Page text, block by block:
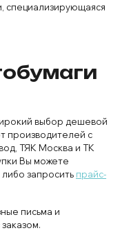
специализирующаяся
выбор дешевой
производителей с
ТЯК Москва и ТК
Вы можете
запросить прайс-
письма и